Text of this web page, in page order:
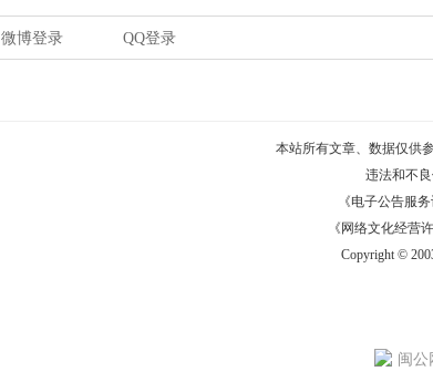
微博登录 QQ登录
本站所有文章、数据仅供
违法和不
《电子公告服务
《网络文化经营
Copyright ©
闽公